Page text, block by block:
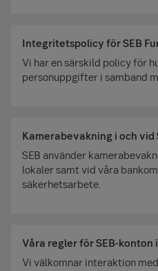
Integritetspolicy för SEB
Vi har en särskild policy för
personuppgifter i samband
Kamerabevakning i och vid
SEB använder
lokaler samt vid våra
säkerhetsarbete.
Våra regler för SEB-konton
Vi välkomnar interaktion